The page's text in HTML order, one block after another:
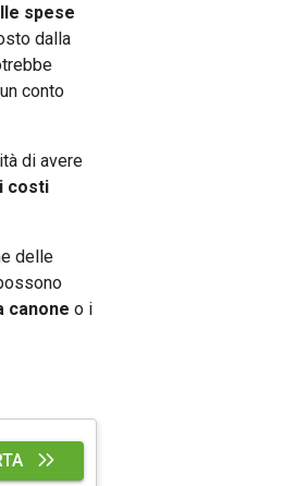
spese
dalla
conto
di avere
costi
delle
canone o i